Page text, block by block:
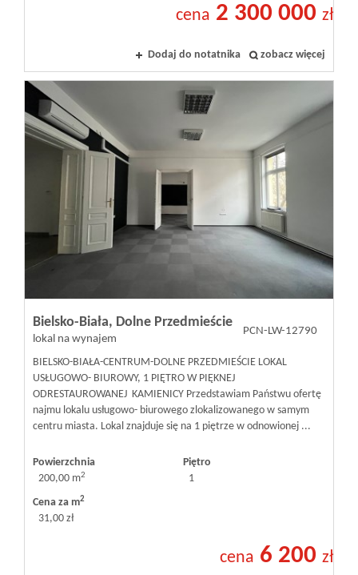
cena 2 300 000 zł
Dodaj do notatnika zobacz więcej
Bielsko-Biała, Dolne Przedmieście
lokal na wynajem
PCN-LW-12790
BIELSKO-BIAŁA-CENTRUM-DOLNE PRZEDMIEŚCIE LOKAL
USŁUGOWO- BIUROWY, 1 PIĘTRO W PIĘKNEJ
ODRESTAUROWANEJ KAMIENICY Przedstawiam Państwu ofertę
najmu lokalu usługowo- biurowego zlokalizowanego w samym
centru miasta. Lokal znajduje się na 1 piętrze w odnowionej ...
Powierzchnia
200,00 m2
Piętro
1
Cena za m2
31,00 zł
cena 6 200 zł